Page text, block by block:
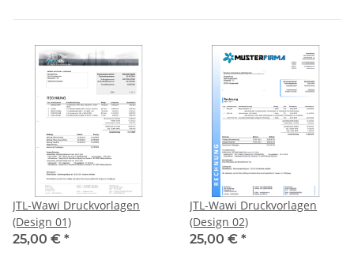
JTL-Wawi Druckvorlagen
(Design 01)
25,00 € *
JTL-Wawi Druckvorlagen
(Design 02)
25,00 € *